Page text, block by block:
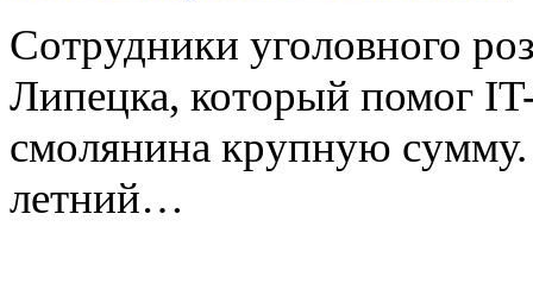
Сотрудники уголовного
Липецка, который помог
смолянина крупную
летний…